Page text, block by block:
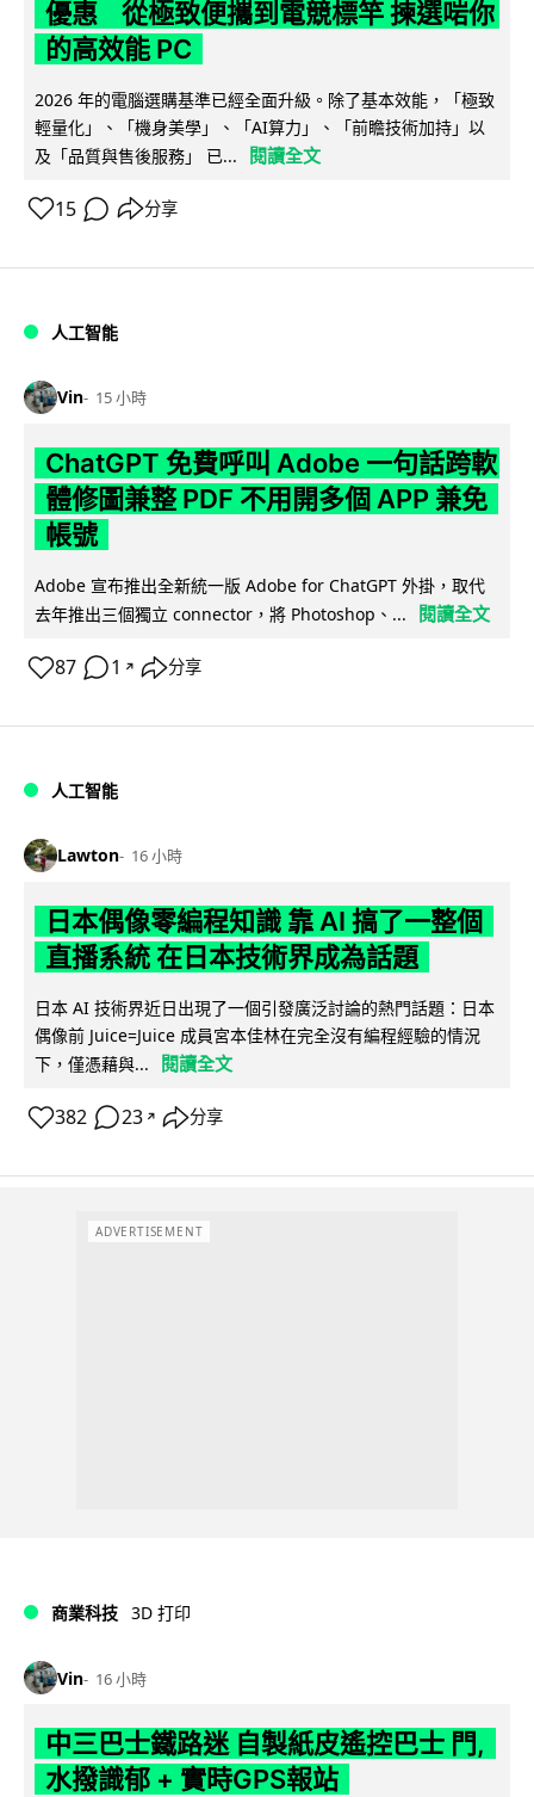
優惠 從極致便攜到電競標竿 揀選啱你
的高效能 PC
2026 年的電腦選購基準已經全面升級。除了基本效能，「極致
輕量化」、「機身美學」、「AI算力」、「前瞻技術加持」以
及「品質與售後服務」 已...
閱讀全文
15 分享
人工智能
Vin 15 小時
ChatGPT 免費呼叫 Adobe 一句話跨軟
體修圖兼整 PDF 不用開多個 APP 兼免
帳號
Adobe 宣布推出全新統一版 Adobe for ChatGPT 外掛，取代
去年推出三個獨立 connector，將 Photoshop、...
閱讀全文
87 1 ↗ 分享
人工智能
Lawton 16 小時
日本偶像零編程知識 靠 AI 搞了一整個
直播系統 在日本技術界成為話題
日本 AI 技術界近日出現了一個引發廣泛討論的熱門話題：日本
偶像前 Juice=Juice 成員宮本佳林在完全沒有編程經驗的情況
下，僅憑藉與...
閱讀全文
382 23 ↗ 分享
ADVERTISEMENT
商業科技 3D 打印
Vin 16 小時
中三巴士鐵路迷 自製紙皮遙控巴士 門,
水撥識郁 + 實時GPS報站